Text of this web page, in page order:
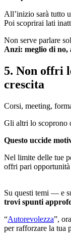
All’inizio sarà tutto
Poi scoprirai lati
Non serve parlare
Anzi: meglio di no,
5. Non offri
crescita
Corsi, meeting,
Gli altri lo scoprono
Questo uccide
Nel limite delle tue
offri pari
Su questi temi — e
trovi spunti
“Autorevolezza”,
per rafforzare la tua